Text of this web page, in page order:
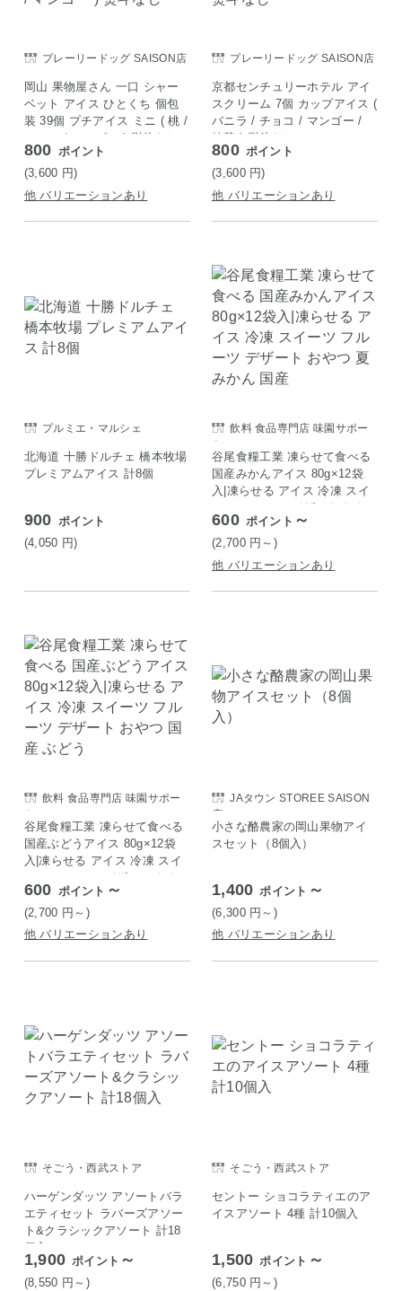
プレーリードッグ SAISON店
岡山 果物屋さん 一口 シャー
ベット アイス ひとくち 個包
装 39個 プチアイス ミニ ( 桃 /
メロン / マンゴー ) 熨斗なし
800 ポイント
(3,600 円)
他 バリエーションあり
プレーリードッグ SAISON店
京都センチュリーホテル アイ
スクリーム 7個 カップアイス (
バニラ / チョコ / マンゴー /
抹茶 ) 熨斗なし
800 ポイント
(3,600 円)
他 バリエーションあり
プルミエ・マルシェ
北海道 十勝ドルチェ 橋本牧場
プレミアムアイス 計8個
900 ポイント
(4,050 円)
飲料 食品専門店 味園サポー
ト
谷尾食糧工業 凍らせて食べる
国産みかんアイス 80g×12袋
入|凍らせる アイス 冷凍 スイ
ーツ フルーツ デザート おや
つ 夏 みかん 国産
600 ポイント ～
(2,700 円 ～)
他 バリエーションあり
飲料 食品専門店 味園サポー
ト
谷尾食糧工業 凍らせて食べる
国産ぶどうアイス 80g×12袋
入|凍らせる アイス 冷凍 スイ
ーツ フルーツ デザート おや
つ 国産 ぶどう
600 ポイント ～
(2,700 円 ～)
他 バリエーションあり
JAタウン STOREE SAISON
店
小さな酪農家の岡山果物アイ
スセット（8個入）
1,400 ポイント ～
(6,300 円 ～)
他 バリエーションあり
そごう・西武ストア
ハーゲンダッツ アソートバラ
エティセット ラバーズアソー
ト&クラシックアソート 計18
個入
1,900 ポイント ～
(8,550 円 ～)
そごう・西武ストア
セントー ショコラティエのア
イスアソート 4種 計10個入
1,500 ポイント ～
(6,750 円 ～)